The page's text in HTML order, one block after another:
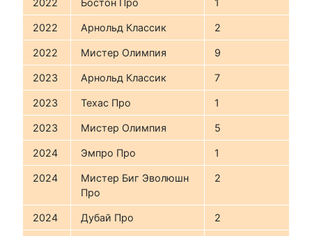
2022 Бостон Про 1
2022 Арнольд Классик 2
2022 Мистер Олимпия 9
2023 Арнольд Классик 7
2023 Техас Про 1
2023 Мистер Олимпия 5
2024 Эмпро Про 1
2024
Мистер Биг Эволюшн
Про
2
2024 Дубай Про 2